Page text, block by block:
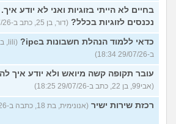
בחיים לא הייתי בזוגיות ואני לא יודע
נכנסים לזוגיות בכלל? (דור, בן 25, כתב ב-29/07/26 18:43)
כדאי ללמוד הנהלת חשבונות בipc?
ב-29/07/26 18:34)
עובר תקופה קשה מיואש ולא יודע איך
(אבי99, בן 22, כתב ב-29/07/26 18:25)
רכזת שירות ישיר (אנונימית, בת 18, כתבה ב-29/07/26 18:16)